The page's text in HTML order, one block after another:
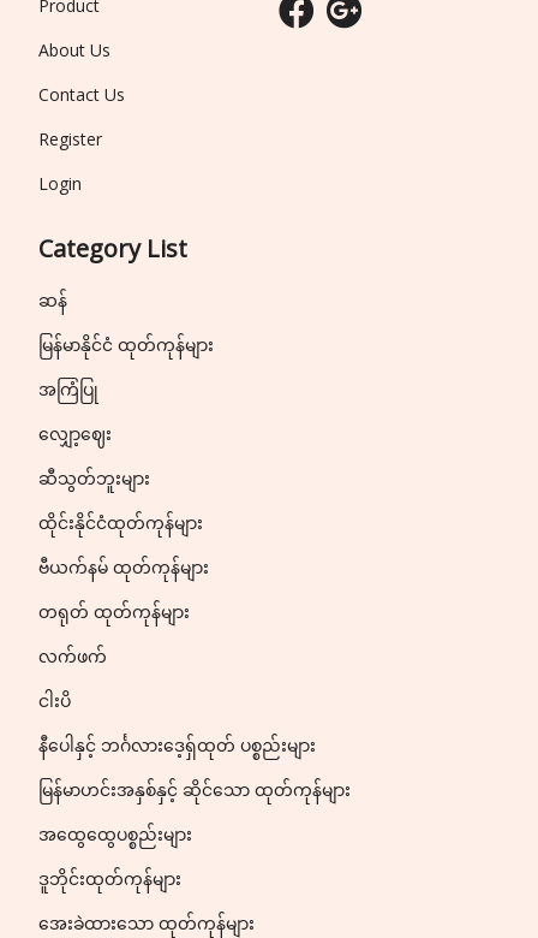
Product
About Us
Contact Us
Register
Login
Category List
ဆန်
မြန်မာနိုင်ငံ ထုတ်ကုန်များ
အကြံပြု
လျှော့ဈေး
ဆီသွတ်ဘူးများ
ထိုင်းနိုင်ငံထုတ်ကုန်များ
ဗီယက်နမ် ထုတ်ကုန်များ
တရုတ် ထုတ်ကုန်များ
လက်ဖက်
ငါးပိ
နီပေါနှင့် ဘင်္ဂလားဒေ့ရှ်ထုတ် ပစ္စည်းများ
မြန်မာဟင်းအနှစ်နှင့် ဆိုင်သော ထုတ်ကုန်များ
အထွေထွေပစ္စည်းများ
ဒူဘိုင်းထုတ်ကုန်များ
အေးခဲထားသော ထုတ်ကုန်များ